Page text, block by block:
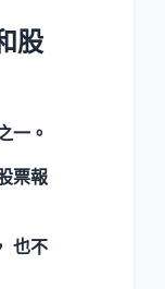
股
一。
票報
也不